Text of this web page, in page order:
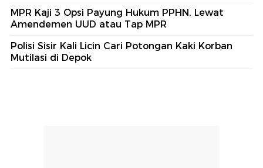
MPR Kaji 3 Opsi Payung Hukum PPHN, Lewat
Amendemen UUD atau Tap MPR
Polisi Sisir Kali Licin Cari Potongan Kaki Korban
Mutilasi di Depok